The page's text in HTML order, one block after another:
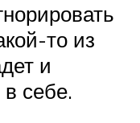
то из
и
себе.